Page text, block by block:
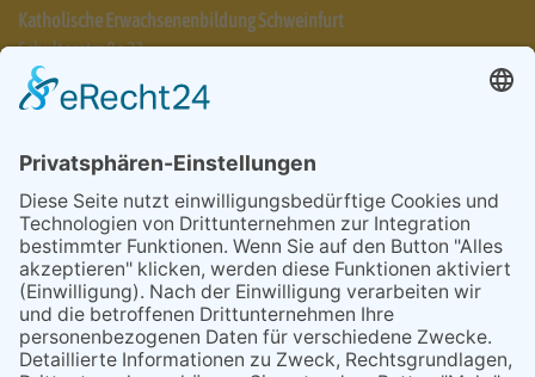
Katholische Erwachsenenbildung Schweinfurt
Schultesstraße 21
97421 Schweinfurt
Telefon 09721 7025-31
Impressum Datenschutzerklärung AGB
Cookie-Einstellungen